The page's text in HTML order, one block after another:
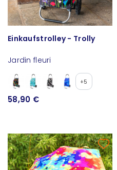
Einkaufstrolley - Trolly
Jardin fleuri
+5
58,90 €